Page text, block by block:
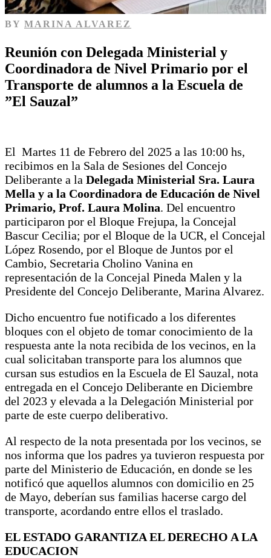
BY MARINA ALVAREZ
Reunión con Delegada Ministerial y
Coordinadora de Nivel Primario por el
Transporte de alumnos a la Escuela de
”El Sauzal”
El Martes 11 de Febrero del 2025 a las 10:00 hs,
recibimos en la Sala de Sesiones del Concejo
Deliberante a la Delegada Ministerial Sra. Laura
Mella y a la Coordinadora de Educación de Nivel
Primario, Prof. Laura Molina. Del encuentro
participaron por el Bloque Frejupa, la Concejal
Bascur Cecilia; por el Bloque de la UCR, el Concejal
López Rosendo, por el Bloque de Juntos por el
Cambio, Secretaria Cholino Vanina en
representación de la Concejal Pineda Malen y la
Presidente del Concejo Deliberante, Marina Alvarez.
Dicho encuentro fue notificado a los diferentes
bloques con el objeto de tomar conocimiento de la
respuesta ante la nota recibida de los vecinos, en la
cual solicitaban transporte para los alumnos que
cursan sus estudios en la Escuela de El Sauzal, nota
entregada en el Concejo Deliberante en Diciembre
del 2023 y elevada a la Delegación Ministerial por
parte de este cuerpo deliberativo.
Al respecto de la nota presentada por los vecinos, se
nos informa que los padres ya tuvieron respuesta por
parte del Ministerio de Educación, en donde se les
notificó que aquellos alumnos con domicilio en 25
de Mayo, deberían sus familias hacerse cargo del
transporte, acordando entre ellos el traslado.
EL ESTADO GARANTIZA EL DERECHO A LA
EDUCACION